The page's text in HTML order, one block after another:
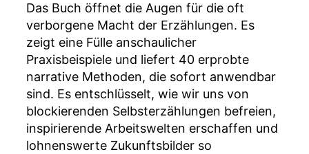
Das Buch öffnet die Augen für die oft
verborgene Macht der Erzählungen. Es
zeigt eine Fülle anschaulicher
Praxisbeispiele und liefert 40 erprobte
narrative Methoden, die sofort anwendbar
sind. Es entschlüsselt, wie wir uns von
blockierenden Selbsterzählungen befreien,
inspirierende Arbeitswelten erschaffen und
lohnenswerte Zukunftsbilder so